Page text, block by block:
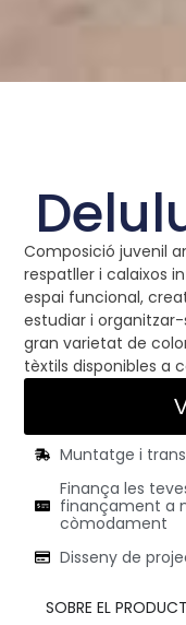
Composició juvenil
respatller i calaixos
espai funcional,
estudiar i
gran varietat de
tèxtils disponibles a
Muntatge i
Finança les
finançament a
còmodament
Disseny de
SOBRE EL